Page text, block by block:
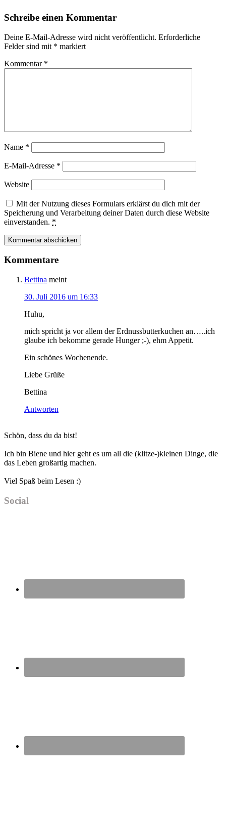
Interaktionen
Schreibe einen Kommentar
Deine E-Mail-Adresse wird nicht veröffentlicht. Erforderliche
Felder sind mit * markiert
Kommentar *
Name *
E-Mail-Adresse *
Website
Mit der Nutzung dieses Formulars erklärst du dich mit der
Speicherung und Verarbeitung deiner Daten durch diese Website
einverstanden. *
Kommentare
Bettina meint
30. Juli 2016 um 16:33
Huhu,
mich spricht ja vor allem der Erdnussbutterkuchen an…..ich
glaube ich bekomme gerade Hunger ;-), ehm Appetit.
Ein schönes Wochenende.
Liebe Grüße
Bettina
Antworten
Sidebar
Schön, dass du da bist!
Ich bin Biene und hier geht es um all die (klitze-)kleinen Dinge, die
das Leben großartig machen.
Viel Spaß beim Lesen :)
Social